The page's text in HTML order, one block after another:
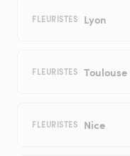
FLEURISTES Lyon
FLEURISTES Toulouse
FLEURISTES Nice